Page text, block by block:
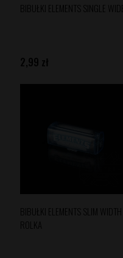
BIBUŁKI ELEMENTS SINGLE WIDE
2,99 zł
BIBUŁKI ELEMENTS SLIM WIDTH -
ROLKA